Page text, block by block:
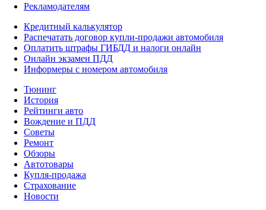
Рекламодателям
Кредитный калькулятор
Распечатать договор купли-продажи автомобиля
Оплатить штрафы ГИБДД и налоги онлайн
Онлайн экзамен ПДД
Информеры с номером автомобиля
Тюнинг
История
Рейтинги авто
Вождение и ПДД
Советы
Ремонт
Обзоры
Автотовары
Купля-продажа
Страхование
Новости